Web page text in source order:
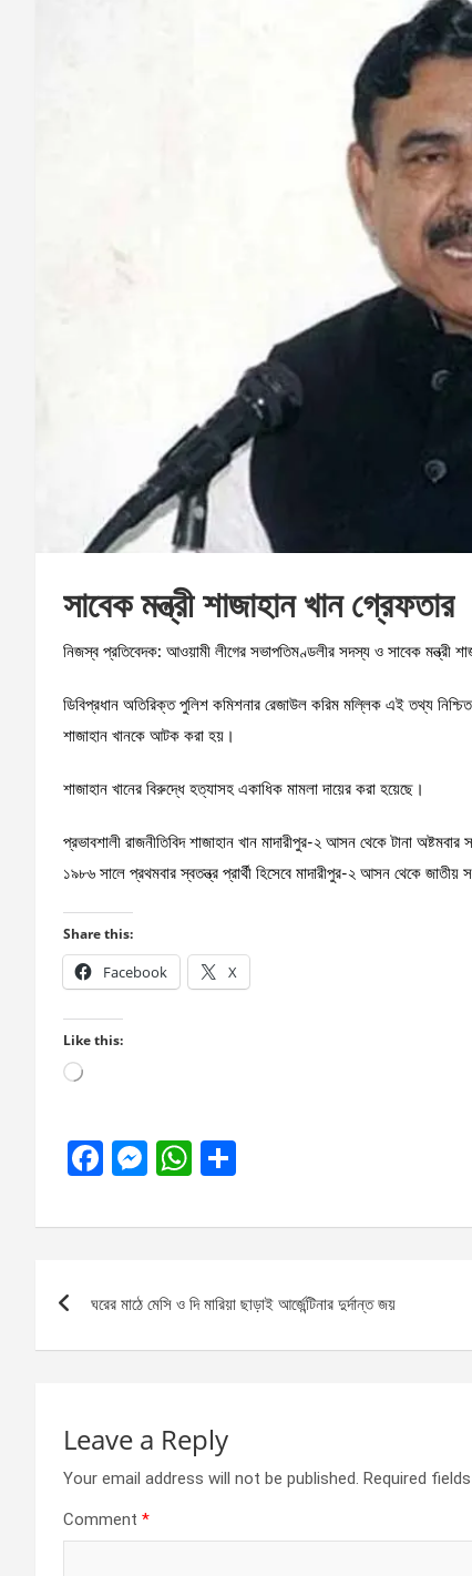
সাবেক মন্ত্রী শাজাহান খান গ্রেফতার
নিজস্ব প্রতিবেদক: আওয়ামী লীগের সভাপতিমণ্ডলীর সদস্য ও সাবেক মন্ত্রী
ডিবিপ্রধান অতিরিক্ত পুলিশ কমিশনার রেজাউল করিম মল্লিক এই তথ্য নিশ্চিত
শাজাহান খানকে আটক করা হয়।
শাজাহান খানের বিরুদ্ধে হত্যাসহ একাধিক মামলা দায়ের করা হয়েছে।
প্রভাবশালী রাজনীতিবিদ শাজাহান খান মাদারীপুর-২ আসন থেকে টানা
১৯৮৬ সালে প্রথমবার স্বতন্ত্র প্রার্থী হিসেবে মাদারীপুর-২ আসন থেকে জাতীয়
Share this:
Facebook X
Like this:
Loading…
F
ce
o
M
se
g
W
at
A
ar
navigation
ঘরের মাঠে মেসি ও দি মারিয়া ছাড়াই আর্জেন্টিনার দুর্দান্ত জয়
Leave a Reply
Your email address will not be published. Required
Comment *